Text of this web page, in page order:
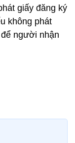
giấy đăng ký
không phát
người nhận